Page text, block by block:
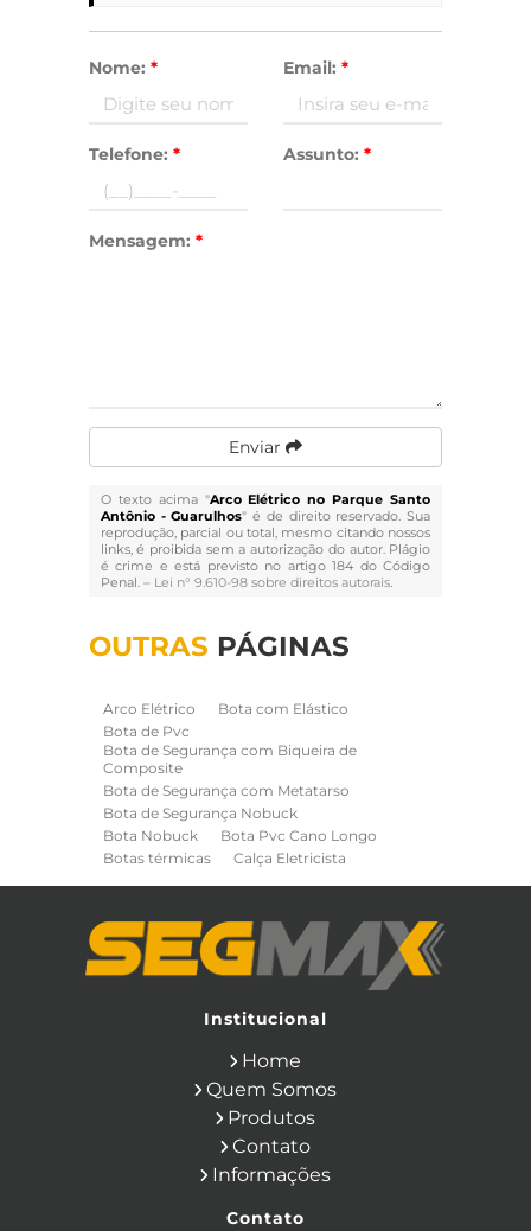
Nome: * Email: *
Telefone: * Assunto: *
Mensagem: *
Enviar
O texto acima "Arco Elétrico no Parque Santo
Antônio - Guarulhos" é de direito reservado. Sua
reprodução, parcial ou total, mesmo citando nossos
links, é proibida sem a autorização do autor. Plágio
é crime e está previsto no artigo 184 do Código
Penal. – Lei n° 9.610-98 sobre direitos autorais.
OUTRAS PÁGINAS
Arco Elétrico
Bota com Elástico
Bota de Pvc
Bota de Segurança com Biqueira de
Composite
Bota de Segurança com Metatarso
Bota de Segurança Nobuck
Bota Nobuck
Bota Pvc Cano Longo
Botas térmicas
Calça Eletricista
Capa de Chuva
Cinto de Segurança para Eletricista
Cinto de Seguranca Paraquedista
Cone de Sinalização
Equipamentos de Construcao Civil
Ferramentas Eletricas
Ferramentas Isoladas
Ferramentas Manuais para Construção
Filtro para Respirador
Japona Térmica para Câmara Fria
Luva de Cobertura
Luva Isolante
Institucional
Home
Quem Somos
Produtos
Contato
Informações
Contato